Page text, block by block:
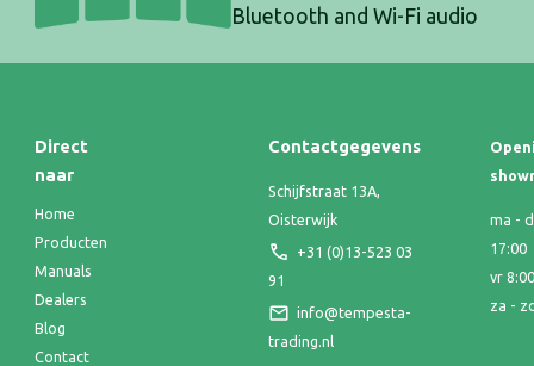
Bluetooth and Wi-Fi audio
Direct
naar
Home
Producten
Manuals
Dealers
Blog
Contact
Contactgegevens
Schijfstraat 13A,
Oisterwijk
+31 (0)13-523 03
91
info@tempesta-
trading.nl
ma -
17:00
vr
za -